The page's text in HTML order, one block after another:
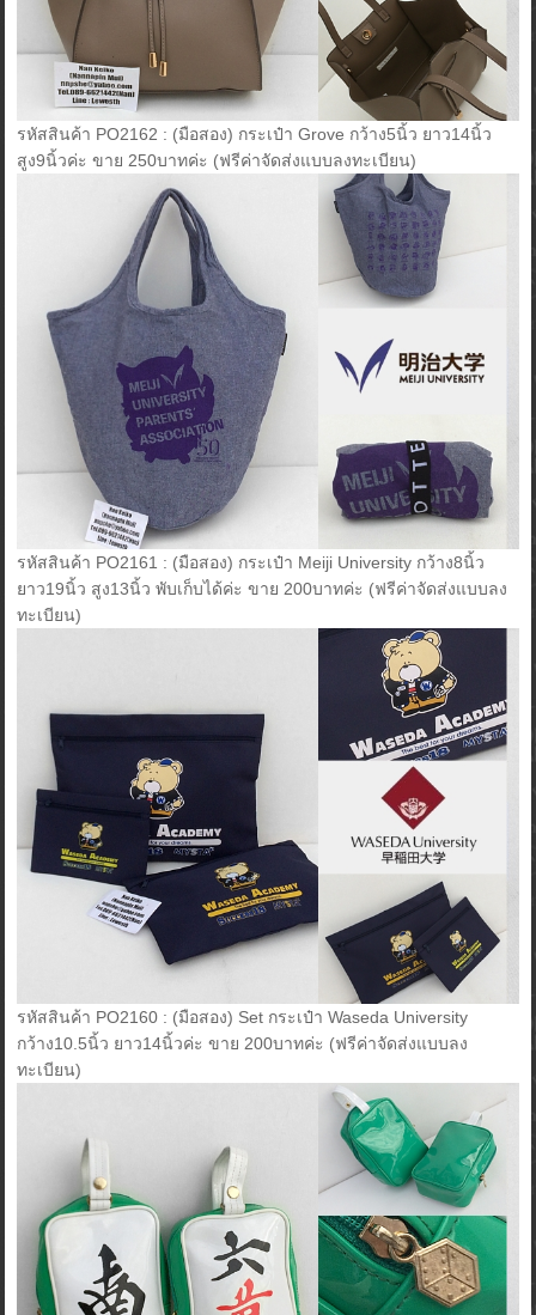
รหัสสินค้า PO2162 : (มือสอง) กระเป๋า Grove กว้าง5นิ้ว ยาว14นิ้ว
สูง9นิ้วค่ะ ขาย 250บาทค่ะ (ฟรีค่าจัดส่งแบบลงทะเบียน)
รหัสสินค้า PO2161 : (มือสอง) กระเป๋า Meiji University กว้าง8นิ้ว
ยาว19นิ้ว สูง13นิ้ว พับเก็บได้ค่ะ ขาย 200บาทค่ะ (ฟรีค่าจัดส่งแบบลง
ทะเบียน)
รหัสสินค้า PO2160 : (มือสอง) Set กระเป๋า Waseda University
กว้าง10.5นิ้ว ยาว14นิ้วค่ะ ขาย 200บาทค่ะ (ฟรีค่าจัดส่งแบบลง
ทะเบียน)